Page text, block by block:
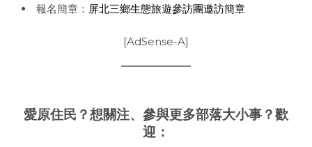
報名簡章： 屏北三鄉生態旅遊參訪團邀訪簡章
[AdSense-A]
愛原住民？想關注、參與更多部落大小事？歡
迎：